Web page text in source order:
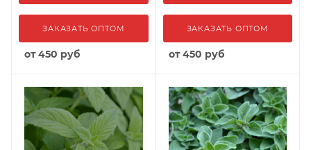
ЗАКАЗАТЬ ОПТОМ
от450 руб
ЗАКАЗАТЬ ОПТОМ
от450 руб